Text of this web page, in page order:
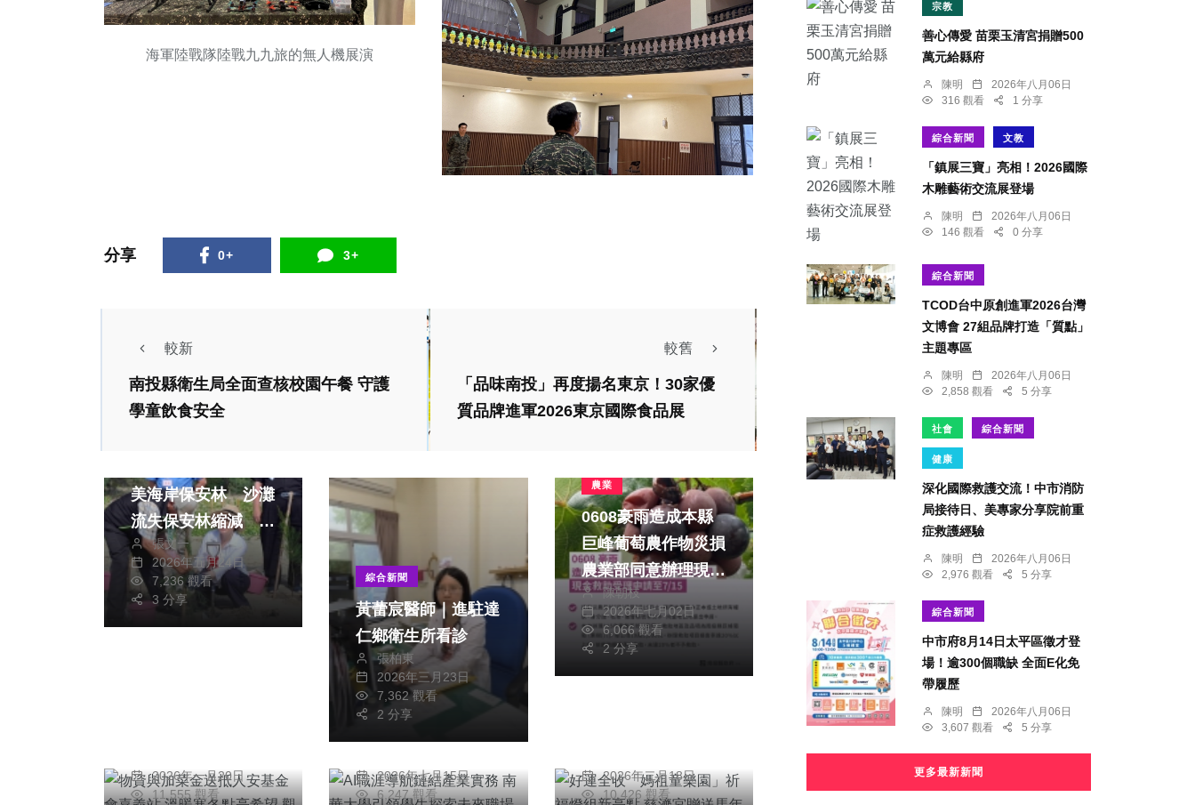
海軍陸戰隊陸戰九九旅的無人機展演
分享 0+ 3+
較新
南投縣衛生局全面查核校園午餐 守護
學童飲食安全
較舊
「品味南投」再度揚名東京！30家優
質品牌進軍2026東京國際食品展
美海岸保安林 沙灘
流失保安林縮減 居
民自救開啟復育契機
見證公私協力十年護
林成果
張文一
2026年五月24日
7,236 觀看
3 分享
綜合新聞
黃蕾宸醫師｜進駐達
仁鄉衛生所看診
張柏東
2026年三月23日
7,362 觀看
2 分享
農業
0608豪雨造成本縣
巨峰葡萄農作物災損
農業部同意辦理現金
救助陳朝枝
2026年七月02日
6,066 觀看
2 分享
寒士
2026年一月20日
11,555 觀看
綜合新聞 文教
AI職涯導航鏈結產業
實務 南華大學引領
2026年七月15日
6,247 觀看
宗教 綜合新聞
旅遊
好運全收「媽祖童樂
2026年二月18日
10,426 觀看
宗教
善心傳愛 苗栗玉清宮捐贈500
萬元給縣府
陳明
2026年八月06日
316 觀看
1 分享
綜合新聞 文教
「鎮展三寶」亮相！2026國際
木雕藝術交流展登場
陳明
2026年八月06日
146 觀看
0 分享
綜合新聞
TCOD台中原創進軍2026台灣
文博會 27組品牌打造「質點」
主題專區
陳明
2026年八月06日
2,858 觀看
5 分享
社會 綜合新聞
健康
深化國際救護交流！中市消防
局接待日、美專家分享院前重
症救護經驗
陳明
2026年八月06日
2,976 觀看
5 分享
綜合新聞
中市府8月14日太平區徵才登
場！逾300個職缺 全面E化免
帶履歷
陳明
2026年八月06日
3,607 觀看
5 分享
更多最新新聞